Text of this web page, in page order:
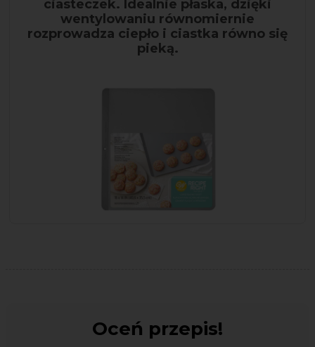
ciasteczek. Idealnie płaska, dzięki
wentylowaniu równomiernie
rozprowadza ciepło i ciastka równo się
pieką.
Oceń przepis!